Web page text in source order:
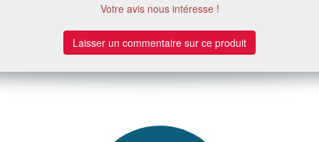
Votre avis nous intéresse !
Laisser un commentaire sur ce produit